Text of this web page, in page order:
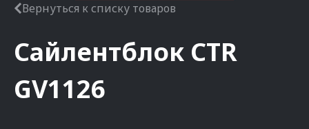
Вернуться к списку товаров
Сайлентблок CTR
GV1126